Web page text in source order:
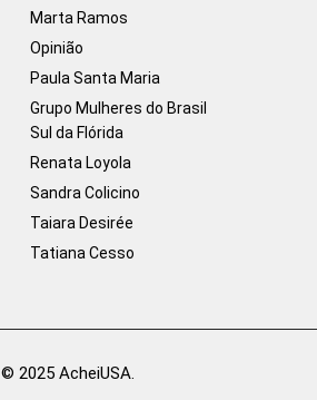
Marta Ramos
Opinião
Paula Santa Maria
Grupo Mulheres do Brasil
Sul da Flórida
Renata Loyola
Sandra Colicino
Taiara Desirée
Tatiana Cesso
© 2025 AcheiUSA.